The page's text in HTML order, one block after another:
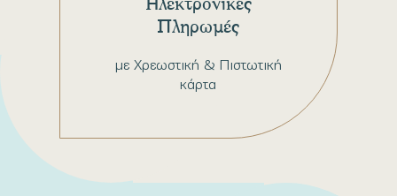
με Χρεωστική & Πιστωτική
κάρτα
Πληρωμές